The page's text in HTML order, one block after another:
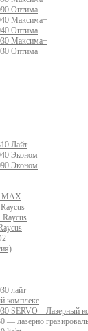
Оптима
Максима+
Оптима
Максима+
Оптима
Лайт
Эконом
Эконом
MAX
лайт
комплекс
SERVO – Лазерный
— лазерно